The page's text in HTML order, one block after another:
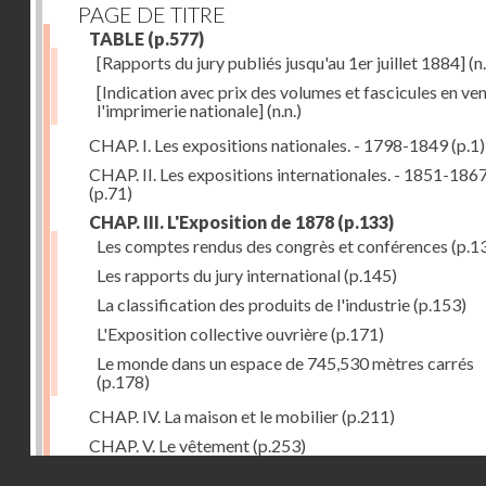
PAGE DE TITRE
TABLE (p.577)
[Rapports du jury publiés jusqu'au 1er juillet 1884]
[Indication avec prix des volumes et fascicules en
l'imprimerie nationale](n.n.)
CHAP. I. Les expositions nationales. - 1798-1849(p.1)
CHAP. II. Les expositions internationales. - 1851-
(p.71)
CHAP. III. L'Exposition de 1878 (p.133)
Les comptes rendus des congrès et conférences
Les rapports du jury international(p.145)
La classification des produits de l'industrie(p.153)
L'Exposition collective ouvrière(p.171)
Le monde dans un espace de 745,530 mètres carrés
(p.178)
CHAP. IV. La maison et le mobilier(p.211)
CHAP. V. Le vêtement(p.253)